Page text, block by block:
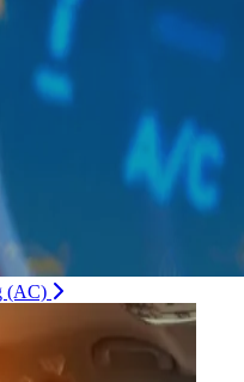
(AC)